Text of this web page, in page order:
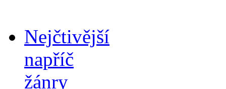
Nejčtivější
napříč
žánry